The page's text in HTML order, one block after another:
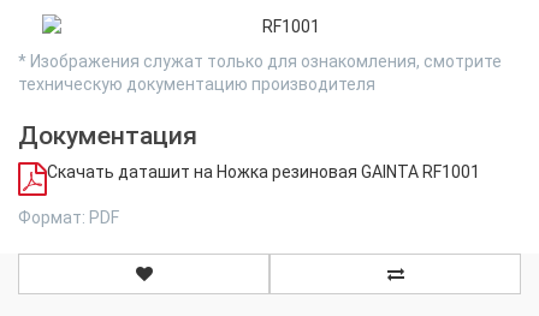
* Изображения служат только для ознакомления, смотрите
техническую документацию производителя
Документация
Скачать даташит на Ножка резиновая GAINTA RF1001
Формат: PDF